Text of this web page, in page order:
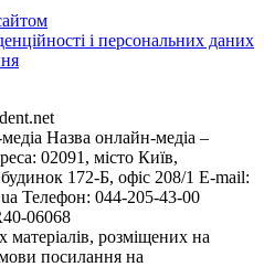
і персональних даних
Назва онлайн-медіа –
02091, місто Київ,
172-Б, офіс 208/1 E-mail:
Телефон: 044-205-43-00
06068
матеріалів, розміщених на
посилання на